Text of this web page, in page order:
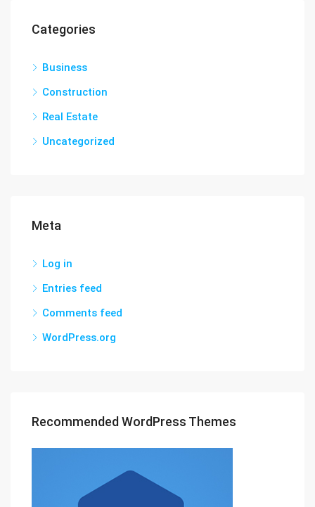
Categories
Business
Construction
Real Estate
Uncategorized
Meta
Log in
Entries feed
Comments feed
WordPress.org
Recommended WordPress Themes